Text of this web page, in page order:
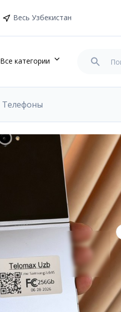
Весь Узбекистан
Все категории
Телефоны